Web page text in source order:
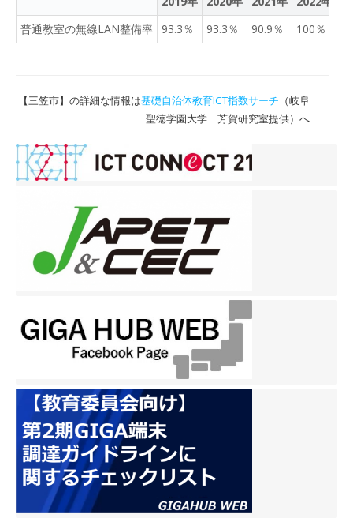
普通教室の無線LAN整備率
93.3％ 93.3％ 90.9％ 100％
【三笠市】の詳細な情報は基礎自治体教育ICT指数サーチ （岐阜
聖徳学園大学 芳賀研究室提供）へ